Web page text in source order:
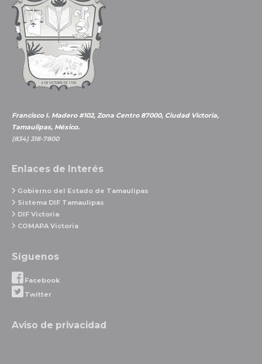
Francisco I. Madero #102, Zona Centro 87000, Ciudad Victoria,
Tamaulipas, México.
(834) 318-7800
Enlaces de Interés
Gobierno del Estado de Tamaulipas
Sistema DIF Tamaulipas
DIF Victoria
COMAPA Victoria
Síguenos
Facebook
Twitter
Aviso de privacidad